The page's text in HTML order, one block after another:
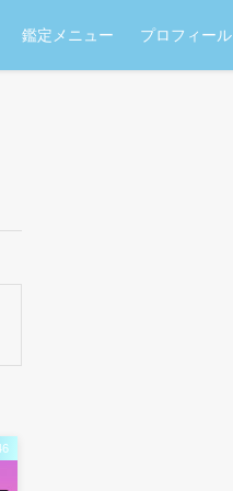
鑑定メニュー プロフィール